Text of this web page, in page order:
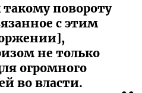
повороту
с этим
не только
огромного
во власти.